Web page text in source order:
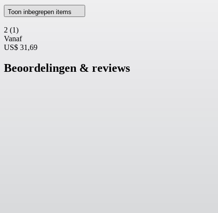
Toon inbegrepen items
2 (1)
Vanaf
US$ 31,69
Beoordelingen & reviews